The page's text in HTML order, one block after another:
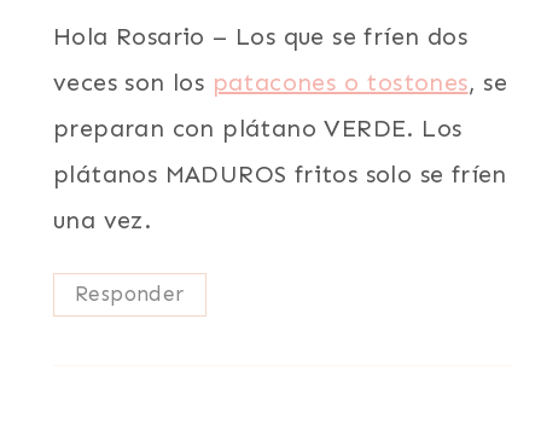
Hola Rosario – Los que se fríen dos
veces son los patacones o tostones, se
preparan con plátano VERDE. Los
plátanos MADUROS fritos solo se fríen
una vez.
Responder